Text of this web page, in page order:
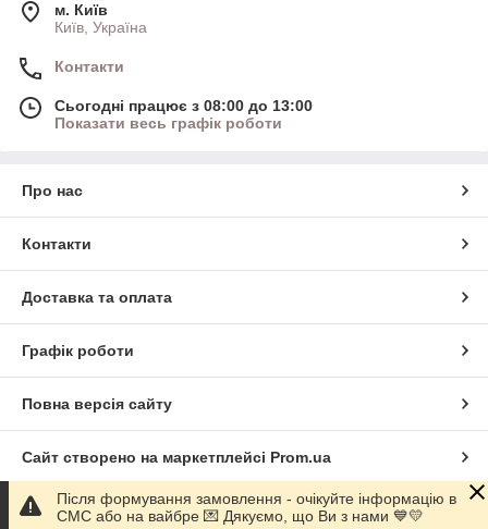
м. Київ
Київ, Україна
Контакти
Сьогодні працює з 08:00 до 13:00
Показати весь графік роботи
Про нас
Контакти
Доставка та оплата
Графік роботи
Повна версія сайту
Сайт створено на маркетплейсі Prom.ua
Політика конфіденційності
Після формування замовлення - очікуйте інформацію в
СМС або на вайбре 💌 Дякуємо, що Ви з нами 💙💛